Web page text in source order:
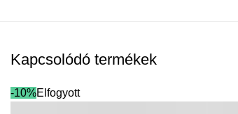
Kapcsolódó termékek
-10%Elfogyott